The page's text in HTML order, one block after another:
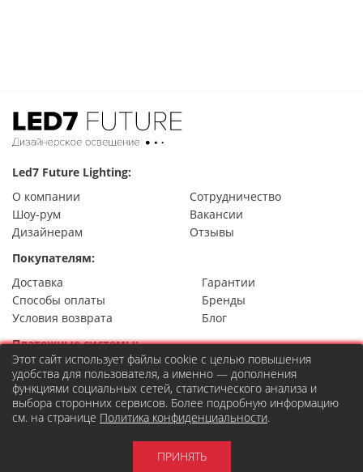
Led7 Future Lighting:
О компании
Сотрудничество
Шоу-рум
Вакансии
Дизайнерам
Отзывы
Покупателям:
Доставка
Гарантии
Способы оплаты
Бренды
Условия возврата
Блог
Платежные системы:
Контакты
ул. Правды 24, стр.7
Этот сайт использует файлы cookie с целью повышения
удобства для пользователя, а именно — дополнения
функциями социальных сетей, статистического анализа и
выбора сторонних сервисов. Более подробную информацию
см. на странице Политика конфиденциальности.
ПРИНЯТЬ